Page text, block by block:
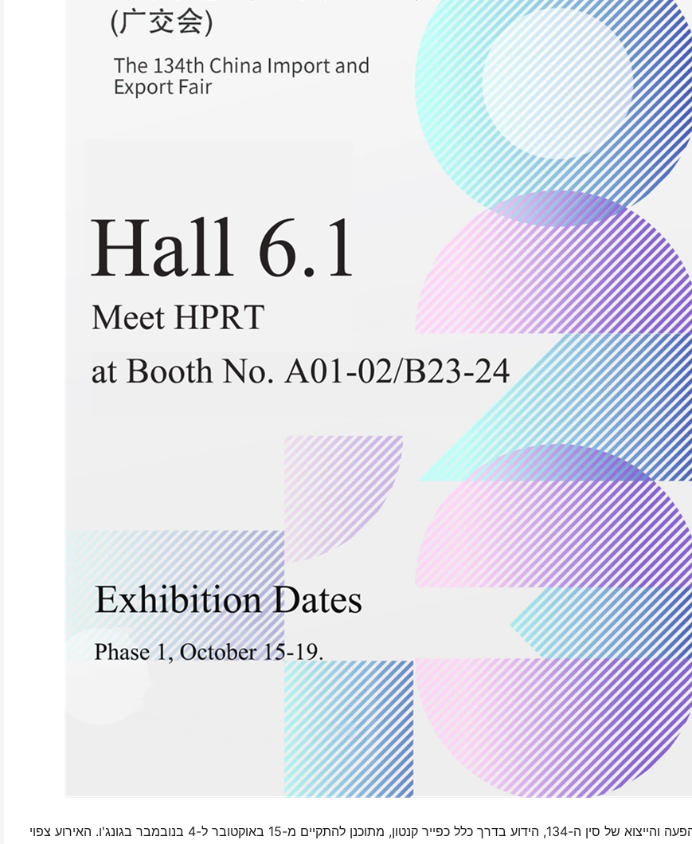
פייר ההפעה והייצוא של סין ה-134, הידוע בדרך כלל כפייר קנטון, מתוכנן להתקיים מ-15 באוקטובר ל-4 בנובמבר בגונג'ו. האירוע צפוי